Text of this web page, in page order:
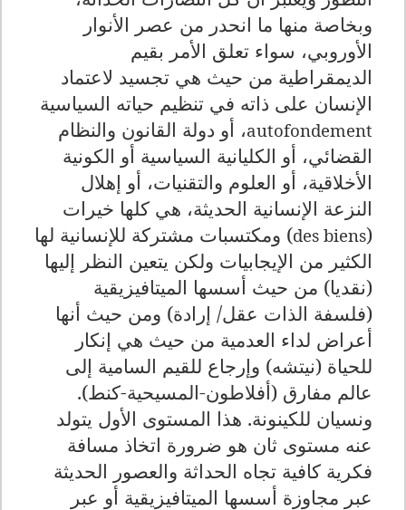
وبخاصة منها ما انحدر من عصر الأنوار
الأوروبي، سواء تعلق الأمر بقيم
الديمقراطية من حيث هي تجسيد لاعتماد
الإنسان على ذاته في تنظيم حياته السياسية
autofondement، أو دولة القانون والنظام
القضائي، أو الكليانية السياسية أو الكونية
الأخلاقية، أو العلوم والتقنيات، أو إهلال
النزعة الإنسانية الحديثة، هي كلها خيرات
(
des biens) ومكتسبات مشتركة للإنسانية لها
الكثير من الإيجابيات ولكن يتعين النظر إليها
(نقديا) من حيث أسسها الميتافيزيقية
(فلسفة الذات عقل/ إرادة) ومن حيث أنها
أعراض لداء العدمية من حيث هي إنكار
للحياة (نيتشه) وإرجاع للقيم السامية إلى
عالم مفارق (أفلاطون-المسيحية-كنط).
ونسيان للكينونة. هذا المستوى الأول يتولد
عنه مستوى ثان هو ضرورة اتخاذ مسافة
فكرية كافية تجاه الحداثة والعصور الحديثة
عبر مجاوزة أسسها الميتافيزيقية أو عبر